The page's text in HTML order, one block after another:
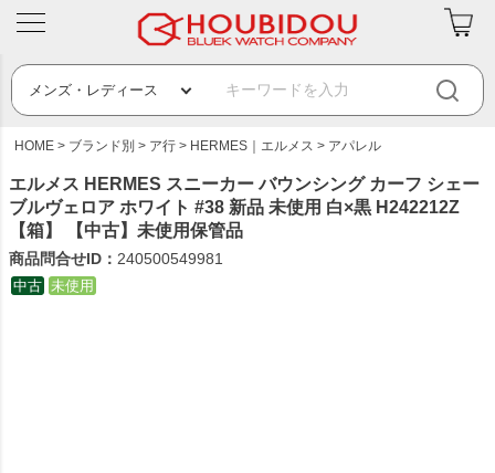
HOME ブランド別 ア行 HERMES｜エルメス アパレル
エルメス HERMES スニーカー バウンシング カーフ シェー
ブルヴェロア ホワイト #38 新品 未使用 白×黒 H242212Z
【箱】 【中古】未使用保管品
商品問合せID： 240500549981
中古 未使用